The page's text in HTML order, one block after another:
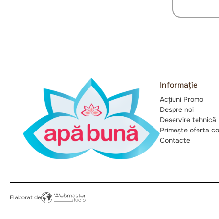
Informație
Acțiuni Promo
Despre noi
Deservire tehnică
Primește oferta
Contacte
Elaborat de